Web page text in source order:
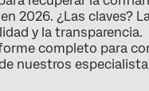
2026. ¿Las claves?
y la transparencia.
completo para
nuestros